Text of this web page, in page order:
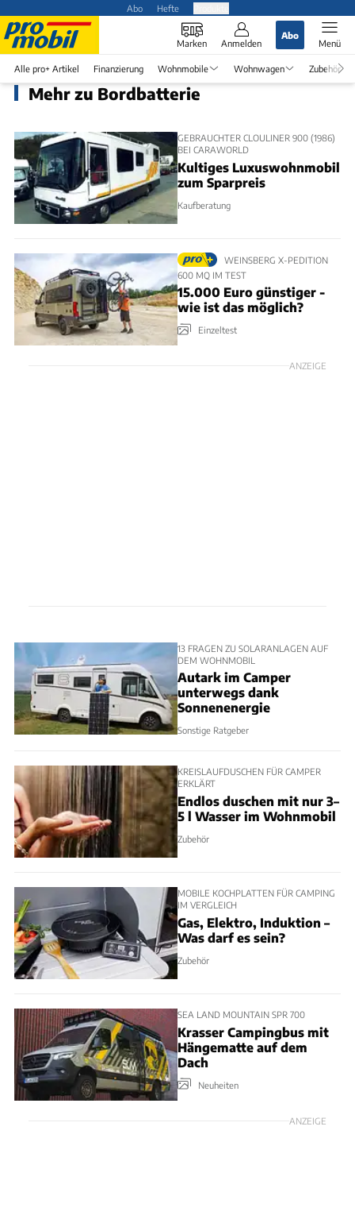
Abo Hefte
Marken Anmelden
Abo
Menü
Alle pro+ Artikel Finanzierung Wohnmobile Wohnwagen Zubehör
Mehr zu Bordbatterie
GEBRAUCHTER CLOULINER 900 (1986)
BEI CARAWORLD
Kultiges Luxuswohnmobil
zum Sparpreis
Kaufberatung
WEINSBERG X-PEDITION
600 MQ IM TEST
15.000 Euro günstiger -
wie ist das möglich?
Einzeltest
ANZEIGE
13 FRAGEN ZU SOLARANLAGEN AUF
DEM WOHNMOBIL
Autark im Camper
unterwegs dank
Sonnenenergie
Sonstige Ratgeber
KREISLAUFDUSCHEN FÜR CAMPER
ERKLÄRT
Endlos duschen mit nur 3–
5 l Wasser im Wohnmobil
Zubehör
MOBILE KOCHPLATTEN FÜR CAMPING
IM VERGLEICH
Gas, Elektro, Induktion –
Was darf es sein?
Zubehör
SEA LAND MOUNTAIN SPR 700
Krasser Campingbus mit
Hängematte auf dem
Dach
Neuheiten
ANZEIGE